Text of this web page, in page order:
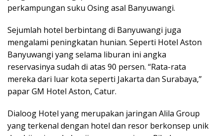
perkampungan suku Osing asal Banyuwangi.
Sejumlah hotel berbintang di Banyuwangi juga
mengalami peningkatan hunian. Seperti Hotel Aston
Banyuwangi yang selama liburan ini angka
reservasinya sudah di atas 90 persen. “Rata-rata
mereka dari luar kota seperti Jakarta dan Surabaya,”
papar GM Hotel Aston, Catur.
Dialoog Hotel yang merupakan jaringan Alila Group
yang terkenal dengan hotel dan resor berkonsep unik